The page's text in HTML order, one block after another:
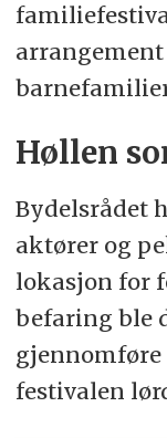
Høllen
Bydelsrådet
aktører og
lokasjon for
befaring ble
gjennomføre
festivalen